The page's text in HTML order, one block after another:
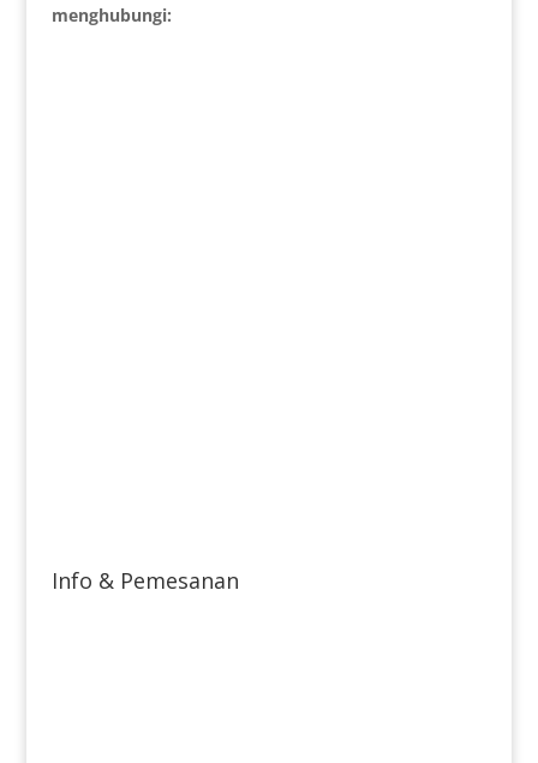
menghubungi:
Info & Pemesanan